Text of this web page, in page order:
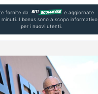
fornite da
e aggiornate
minuti. I bonus sono a scopo informativo
per i nuovi utenti.